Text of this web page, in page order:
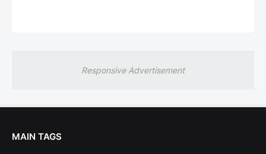
Responsive Advertisement
MAIN TAGS